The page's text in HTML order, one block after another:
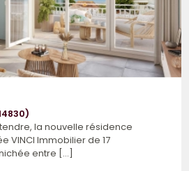
la nouvelle résidence
VINCI Immobilier de 17
entre [...]